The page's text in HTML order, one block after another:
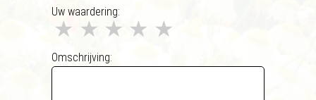
Uw waardering:
★
★
★
★
★
Omschrijving: